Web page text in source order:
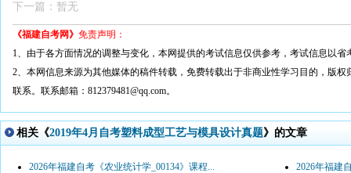
下一篇：暂无
《福建自考网》 免责声明：
1、由于各方面情况的调整与变化，本网提供的考试信息仅供参考，考试信息以
2、本网信息来源为其他媒体的稿件转载，免费转载出于非商业性学习目的，版
联系。联系邮箱：812379481@qq.com。
相关《2019年4月自考塑料成型工艺与模具设计真题》的文章
2026年福建自考《农业统计学_00134》课程...
2026年福建